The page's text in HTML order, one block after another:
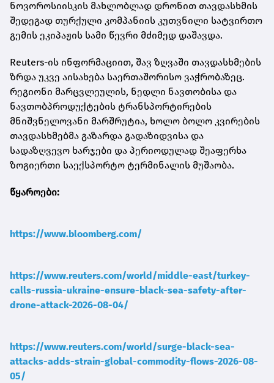
ნოვოროსიისკის მახლობლად დრონით თავდასხმის
შედეგად თურქული კომპანიის კუთვნილი სატვირთო
გემის ეკიპაჟის სამი წევრი მძიმედ დაშავდა.
Reuters-ის ინფორმაციით, შავ ზღვაში თავდასხმების
ზრდა უკვე აისახება საერთაშორისო ვაჭრობაზეც.
რეგიონი მარცვლეულის, ნედლი ნავთობისა და
ნავთობპროდუქტების ტრანსპორტირების
მნიშვნელოვანი მარშრუტია, ხოლო ბოლო კვირების
თავდასხმებმა გაზარდა გადაზიდვისა და
სადაზღვევო ხარჯები და პერიოდულად შეაფერხა
ზოგიერთი საექსპორტო ტერმინალის მუშაობა.
წყაროები:
https://www.bloomberg.com/
https://www.reuters.com/world/middle-east/turkey-
calls-russia-ukraine-ensure-black-sea-safety-after-
drone-attack-2026-08-04/
https://www.reuters.com/world/surge-black-sea-
attacks-adds-strain-global-commodity-flows-2026-08-
05/